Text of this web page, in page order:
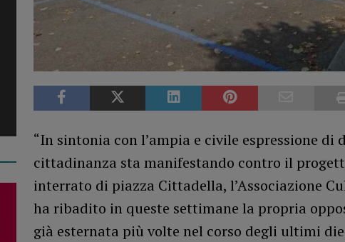
“In sintonia con l’ampia e civile espressione di
cittadinanza sta manifestando contro il
interrato di piazza Cittadella, l’Associazione
ha ribadito in queste settimane la propria
già esternata più volte nel corso degli ultimi